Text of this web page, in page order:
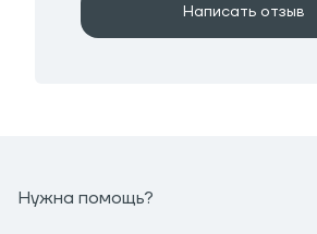
Написать отзыв
Нужна помощь?